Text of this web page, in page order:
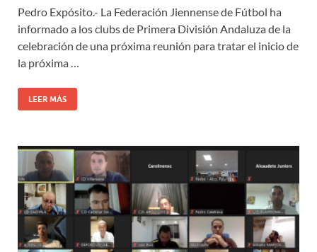
Pedro Expósito.- La Federación Jiennense de Fútbol ha
informado a los clubs de Primera División Andaluza de la
celebración de una próxima reunión para tratar el inicio de
la próxima …
LEER MÁS